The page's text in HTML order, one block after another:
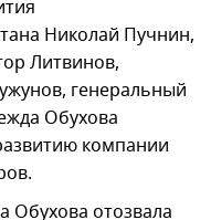
Николай Пучнин,
Литвинов,
генеральный
Обухова
компании
Обухова отозвала